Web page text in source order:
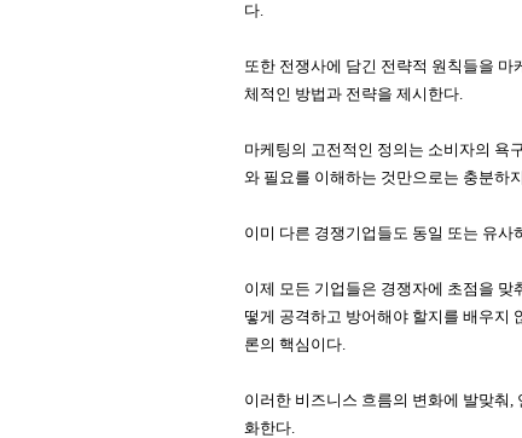
다.
또한 전쟁사에 담긴 전략적 원칙들을
체적인 방법과 전략을 제시한다.
마케팅의 고전적인 정의는 소비자의 욕
와 필요를 이해하는 것만으로는 충분하
이미 다른 경쟁기업들도 동일 또는 유
이제 모든 기업들은 경쟁자에 초점을 맞
떻게 공격하고 방어해야 할지를 배우지
론의 핵심이다.
이러한 비즈니스 흐름의 변화에 발맞춰
화한다.